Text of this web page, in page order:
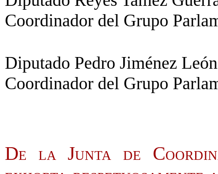
Coordinador del Grupo
Diputado Pedro Jiménez
Coordinador del Grupo
De la Junta de